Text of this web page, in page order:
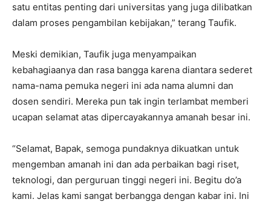
satu entitas penting dari universitas yang juga dilibatkan
dalam proses pengambilan kebijakan,” terang Taufik.
Meski demikian, Taufik juga menyampaikan
kebahagiaanya dan rasa bangga karena diantara sederet
nama-nama pemuka negeri ini ada nama alumni dan
dosen sendiri. Mereka pun tak ingin terlambat memberi
ucapan selamat atas dipercayakannya amanah besar ini.
“Selamat, Bapak, semoga pundaknya dikuatkan untuk
mengemban amanah ini dan ada perbaikan bagi riset,
teknologi, dan perguruan tinggi negeri ini. Begitu do’a
kami. Jelas kami sangat berbangga dengan kabar ini. Ini